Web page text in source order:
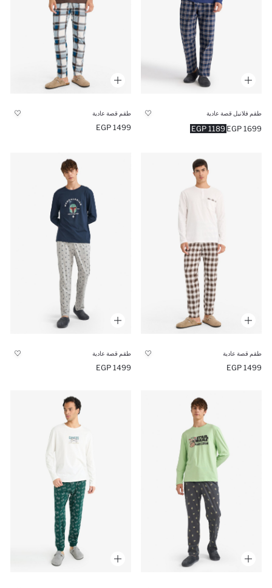
طقم فلانيل قصة عادية
1189 EGP 1699 EGP
طقم قصة عادية
1499 EGP
طقم قصة عادية
1499 EGP
طقم قصة عادية
1499 EGP